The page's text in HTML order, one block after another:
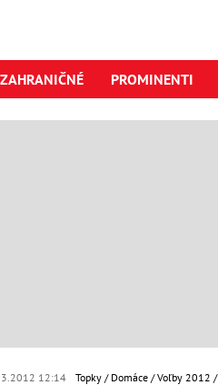
ZAHRANIČNÉ PROMINENTI
12:14 Topky Domáce Voľby 2012